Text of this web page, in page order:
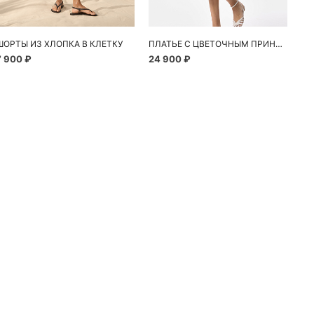
ИЗ ХЛОПКА В КЛЕТКУ
900 ₽
ПЛАТЬЕ С ЦВЕТОЧНЫМ ПРИНТОМ
24 900 ₽